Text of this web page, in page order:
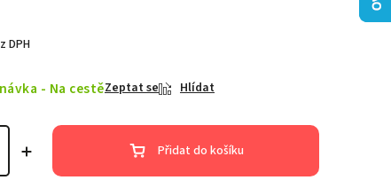
DPH
- Na cestěZeptat se Hlídat
Přidat do košíku